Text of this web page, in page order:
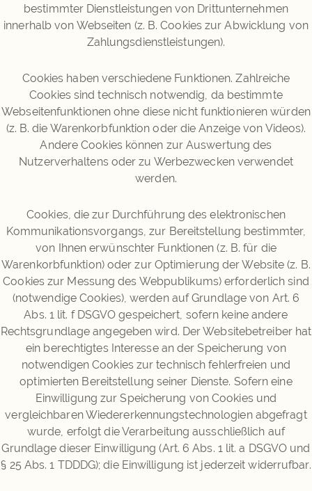
bestimmter Dienstleistungen von Drittunternehmen
innerhalb von Webseiten (z. B. Cookies zur Abwicklung von
Zahlungsdienstleistungen).
Cookies haben verschiedene Funktionen. Zahlreiche
Cookies sind technisch notwendig, da bestimmte
Webseitenfunktionen ohne diese nicht funktionieren würden
(z. B. die Warenkorbfunktion oder die Anzeige von Videos).
Andere Cookies können zur Auswertung des
Nutzerverhaltens oder zu Werbezwecken verwendet
werden.
Cookies, die zur Durchführung des elektronischen
Kommunikationsvorgangs, zur Bereitstellung bestimmter,
von Ihnen erwünschter Funktionen (z. B. für die
Warenkorbfunktion) oder zur Optimierung der Website (z. B.
Cookies zur Messung des Webpublikums) erforderlich sind
(notwendige Cookies), werden auf Grundlage von Art. 6
Abs. 1 lit. f DSGVO gespeichert, sofern keine andere
Rechtsgrundlage angegeben wird. Der Websitebetreiber hat
ein berechtigtes Interesse an der Speicherung von
notwendigen Cookies zur technisch fehlerfreien und
optimierten Bereitstellung seiner Dienste. Sofern eine
Einwilligung zur Speicherung von Cookies und
vergleichbaren Wiedererkennungstechnologien abgefragt
wurde, erfolgt die Verarbeitung ausschließlich auf
Grundlage dieser Einwilligung (Art. 6 Abs. 1 lit. a DSGVO und
§ 25 Abs. 1 TDDDG); die Einwilligung ist jederzeit widerrufbar.